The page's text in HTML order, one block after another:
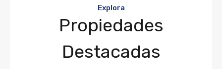
Explora
Propiedades
Destacadas